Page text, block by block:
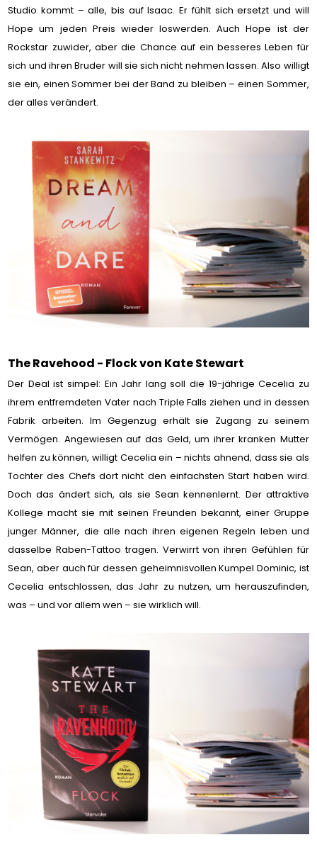
Studio kommt – alle, bis auf Isaac. Er fühlt sich ersetzt und will
Hope um jeden Preis wieder loswerden. Auch Hope ist der
Rockstar zuwider, aber die Chance auf ein besseres Leben für
sich und ihren Bruder will sie sich nicht nehmen lassen. Also willigt
sie ein, einen Sommer bei der Band zu bleiben – einen Sommer,
der alles verändert.
The Ravehood - Flock von Kate Stewart
Der Deal ist simpel: Ein Jahr lang soll die 19-jährige Cecelia zu
ihrem entfremdeten Vater nach Triple Falls ziehen und in dessen
Fabrik arbeiten. Im Gegenzug erhält sie Zugang zu seinem
Vermögen. Angewiesen auf das Geld, um ihrer kranken Mutter
helfen zu können, willigt Cecelia ein – nichts ahnend, dass sie als
Tochter des Chefs dort nicht den einfachsten Start haben wird.
Doch das ändert sich, als sie Sean kennenlernt. Der attraktive
Kollege macht sie mit seinen Freunden bekannt, einer Gruppe
junger Männer, die alle nach ihren eigenen Regeln leben und
dasselbe Raben-Tattoo tragen. Verwirrt von ihren Gefühlen für
Sean, aber auch für dessen geheimnisvollen Kumpel Dominic, ist
Cecelia entschlossen, das Jahr zu nutzen, um herauszufinden,
was – und vor allem wen – sie wirklich will.